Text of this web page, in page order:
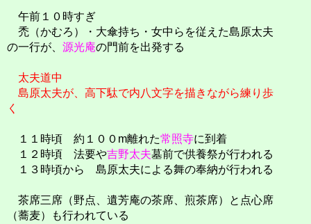
午前１０時すぎ
禿（かむろ）・大傘持ち・女中らを従えた島原太夫
の一行が、 源光庵の門前を出発する
太夫道中
島原太夫が、高下駄で内八文字を描きながら練り歩
く
１１時頃 約１００m離れた常照寺に到着
１２時頃 法要や吉野太夫墓前で供養祭が行われる
１３時頃から 島原太夫による舞の奉納が行われる
茶席三席（野点、遺芳庵の茶席、煎茶席）と点心席
（蕎麦）も行われている